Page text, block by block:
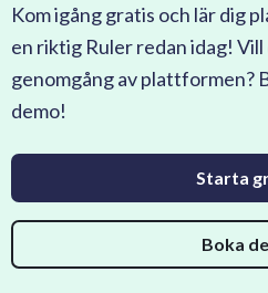
Kom igång gratis och lär dig
en riktig Ruler redan idag!
genomgång av plattformen?
demo!
Starta
Boka